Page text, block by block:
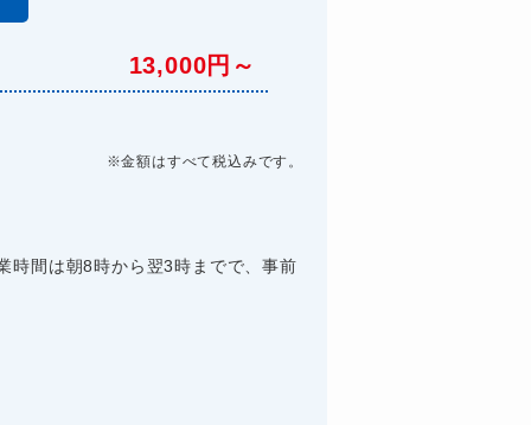
13,000円～
※金額はすべて税込みです。
時間は朝8時から翌3時までで、事前